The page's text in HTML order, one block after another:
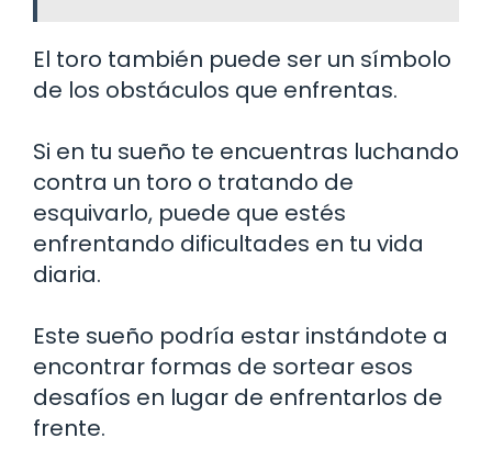
El toro también puede ser un símbolo
de los obstáculos que enfrentas.
Si en tu sueño te encuentras luchando
contra un toro o tratando de
esquivarlo, puede que estés
enfrentando dificultades en tu vida
diaria.
Este sueño podría estar instándote a
encontrar formas de sortear esos
desafíos en lugar de enfrentarlos de
frente.